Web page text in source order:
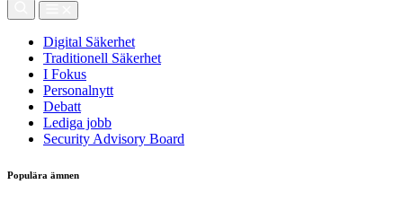
Digital Säkerhet
Traditionell Säkerhet
I Fokus
Personalnytt
Debatt
Lediga jobb
Security Advisory Board
Populära ämnen